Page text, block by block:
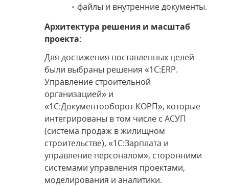
файлы и внутренние документы.
Архитектура решения и масштаб
проекта:
Для достижения поставленных целей
были выбраны решения «1С:ERP.
Управление строительной
организацией» и
«1С:Документооборот КОРП», которые
интегрированы в том числе с АСУП
(система продаж в жилищном
строительстве), «1С:Зарплата и
управление персоналом», сторонними
системами управления проектами,
моделирования и аналитики.